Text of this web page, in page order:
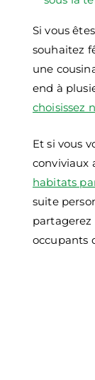
Si vous
souhaitez
une
end à
choisissez
Et si vous
conviviaux
habitats
suite
partagerez
occupants